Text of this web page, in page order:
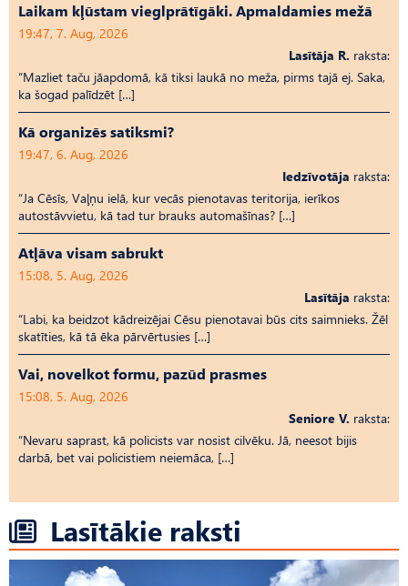
Laikam kļūstam vieglprātīgāki. Apmaldamies mežā
19:47, 7. Aug, 2026
Lasītāja R. raksta:
“Mazliet taču jāapdomā, kā tiksi laukā no meža, pirms tajā ej. Saka,
ka šogad palīdzēt […]
Kā organizēs satiksmi?
19:47, 6. Aug, 2026
Iedzīvotāja raksta:
“Ja Cēsīs, Vaļņu ielā, kur vecās pienotavas teritorija, ierīkos
autostāvvietu, kā tad tur brauks automašīnas? […]
Atļāva visam sabrukt
15:08, 5. Aug, 2026
Lasītāja raksta:
“Labi, ka beidzot kādreizējai Cēsu pienotavai būs cits saimnieks. Žēl
skatīties, kā tā ēka pārvērtusies […]
Vai, novelkot formu, pazūd prasmes
15:08, 5. Aug, 2026
Seniore V. raksta:
“Nevaru saprast, kā policists var nosist cilvēku. Jā, neesot bijis
darbā, bet vai policistiem neiemāca, […]
Lasītākie raksti